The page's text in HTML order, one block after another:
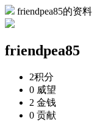
friendpea85的资料
friendpea85
2积分
0 威望
2 金钱
0 贡献